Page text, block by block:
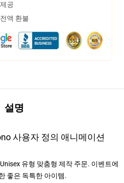
공
액 환불
설명
사용자 정의 애니메이션
Unisex 유형 맞춤형 제작 주문. 이벤트에
좋은 독특한 아이템.